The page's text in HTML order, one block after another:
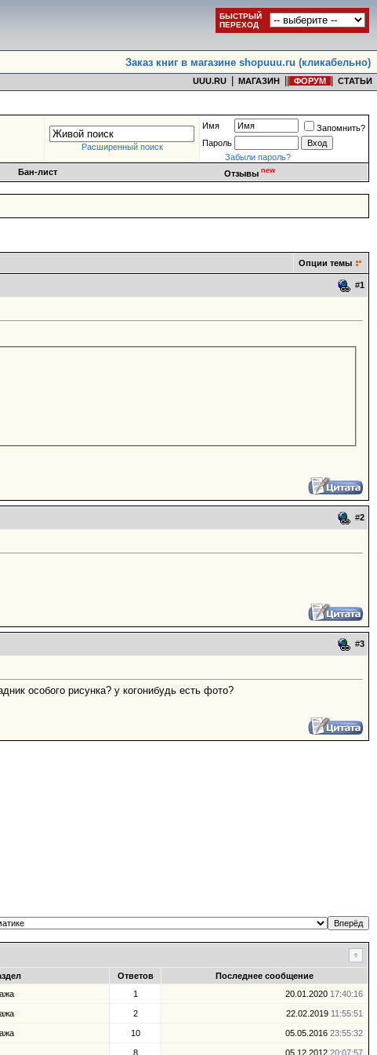
БЫСТРЫЙ
ПЕРЕХОД
Заказ книг в магазине shopuuu.ru (кликабельно)
UUU.RU МАГАЗИН ФОРУМ СТАТЬИ
Расширенный поиск
Имя
Запомнить?
Пароль
Забыли пароль?
Бан-лист Отзывы new
Опции темы
#1
#2
#3
особого рисунка? у когонибудь есть фото?
Ответов
Последнее сообщение
1 20.01.2020 17:40:16
2 22.02.2019 11:55:51
10 05.05.2016 23:55:32
8 05.12.2012 20:07:57